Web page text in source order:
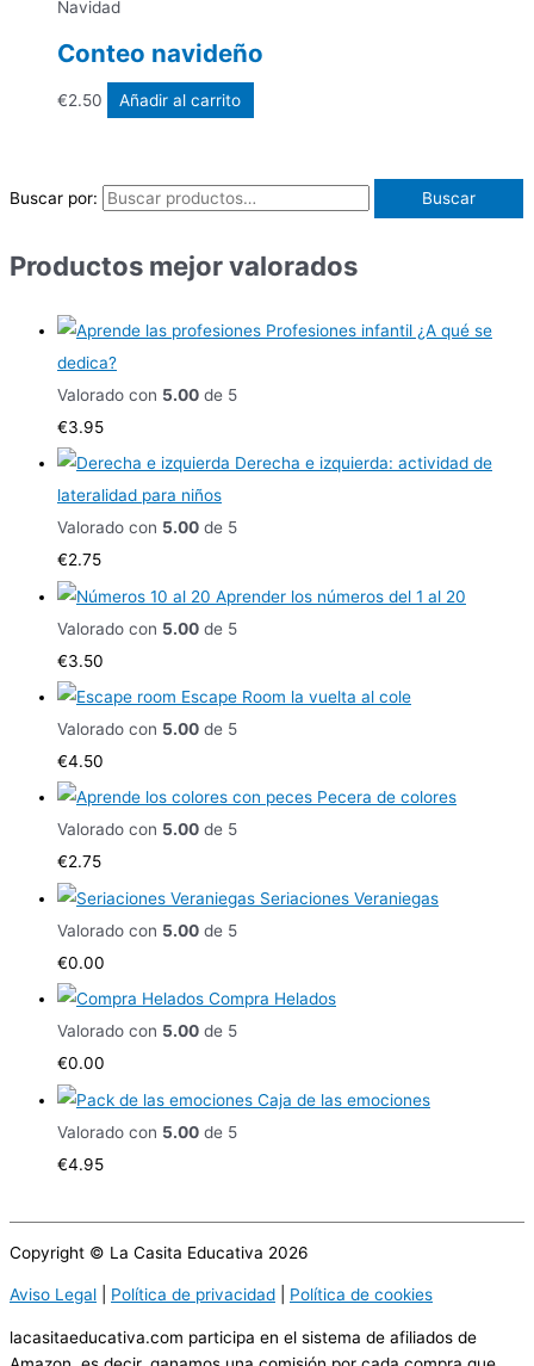
Navidad
Conteo navideño
€2.50 Añadir al carrito
Buscar por: Buscar
Productos mejor valorados
Profesiones infantil ¿A qué se
dedica?
Valorado con 5.00 de 5
€3.95
Derecha e izquierda: actividad de
lateralidad para niños
Valorado con 5.00 de 5
€2.75
Aprender los números del 1 al 20
Valorado con 5.00 de 5
€3.50
Escape Room la vuelta al cole
Valorado con 5.00 de 5
€4.50
Pecera de colores
Valorado con 5.00 de 5
€2.75
Seriaciones Veraniegas
Valorado con 5.00 de 5
€0.00
Compra Helados
Valorado con 5.00 de 5
€0.00
Caja de las emociones
Valorado con 5.00 de 5
€4.95
Copyright © La Casita Educativa 2026
Aviso Legal Política de privacidad Política de cookies
lacasitaeducativa.com participa en el sistema de afiliados de